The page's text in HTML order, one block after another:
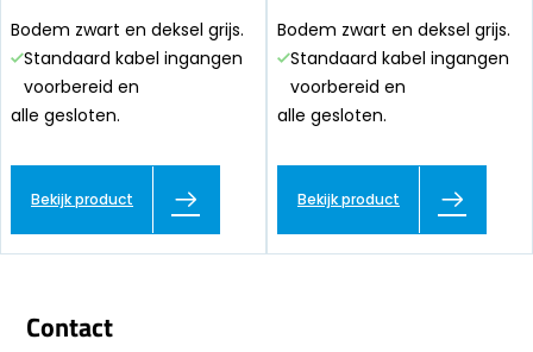
Bodem zwart en deksel grijs.
Standaard kabel ingangen
voorbereid en
alle gesloten.
Bekijk product
Bodem zwart en deksel grijs.
Standaard kabel ingangen
voorbereid en
alle gesloten.
Bekijk product
Contact